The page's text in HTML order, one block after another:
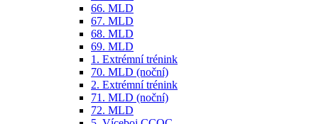
66. MLD
67. MLD
68. MLD
69. MLD
1. Extrémní trénink
70. MLD (noční)
2. Extrémní trénink
71. MLD (noční)
72. MLD